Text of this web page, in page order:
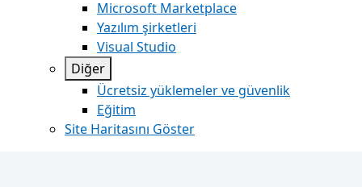
Microsoft Marketplace
Yazılım şirketleri
Visual Studio
Diğer
Ücretsiz yüklemeler ve güvenlik
Eğitim
Site Haritasını Göster